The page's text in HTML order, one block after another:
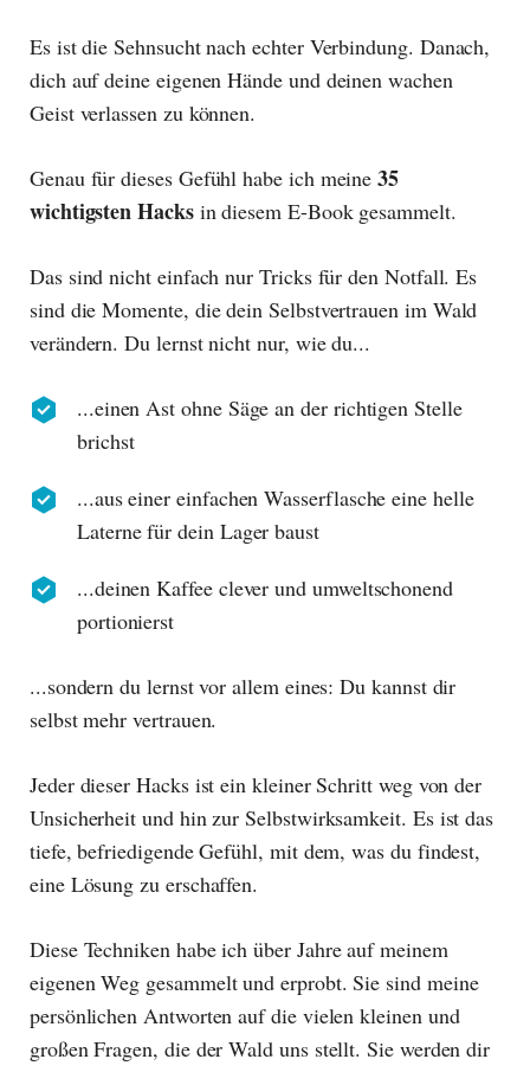
Es ist die Sehnsucht nach echter Verbindung. Danach,
dich auf deine eigenen Hände und deinen wachen
Geist verlassen zu können.
Genau für dieses Gefühl habe ich meine35
wichtigsten Hacksin diesem E-Book gesammelt.
Das sind nicht einfach nur Tricks für den Notfall. Es
sind die Momente, die dein Selbstvertrauen im Wald
verändern. Du lernst nicht nur, wie du...
...einen Ast ohne Säge an der richtigen Stelle
brichst
...aus einer einfachen Wasserflasche eine helle
Laterne für dein Lager baust
...deinen Kaffee clever und umweltschonend
portionierst
...sondern du lernst vor allem eines: Du kannst dir
selbst mehr vertrauen.
Jeder dieser Hacks ist ein kleiner Schritt weg von der
Unsicherheit und hin zur Selbstwirksamkeit. Es ist das
tiefe, befriedigende Gefühl, mit dem, was du findest,
eine Lösung zu erschaffen.
Diese Techniken habe ich über Jahre auf meinem
eigenen Weg gesammelt und erprobt. Sie sind meine
persönlichen Antworten auf die vielen kleinen und
großen Fragen, die der Wald uns stellt. Sie werden dir